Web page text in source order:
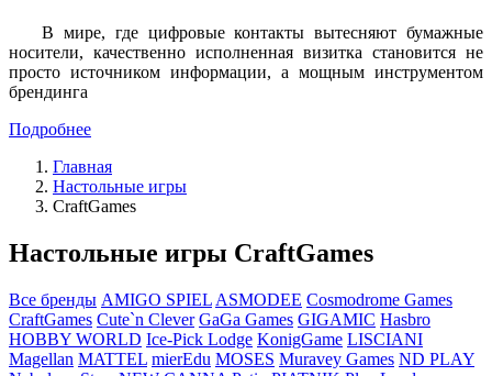
В мире, где цифровые контакты вытесняют бумажные
носители, качественно исполненная визитка становится не
просто источником информации, а мощным инструментом
брендинга
Подробнее
Главная
Настольные игры
CraftGames
Настольные игры CraftGames
Все бренды AMIGO SPIEL ASMODEE Cosmodrome Games
CraftGames Cute`n Clever GaGa Games GIGAMIC Hasbro
HOBBY WORLD Ice-Pick Lodge KonigGame LISCIANI
Magellan MATTEL mierEdu MOSES Muravey Games ND PLAY